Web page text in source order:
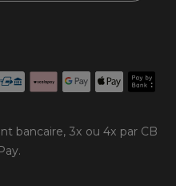
bancaire, 3x ou 4x par CB